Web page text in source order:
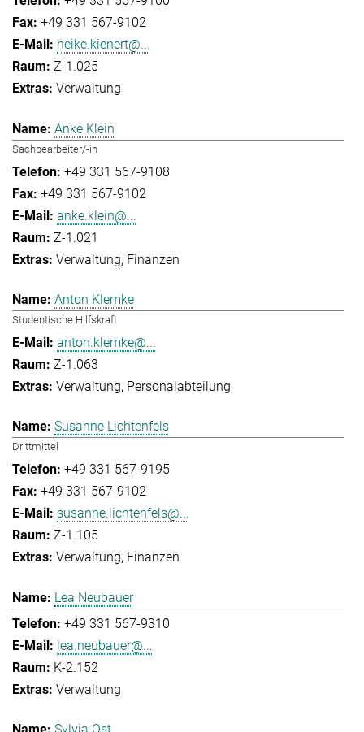
+49 331 567-9102
heike.kienert@...
Z-1.025
Verwaltung
Anke Klein
Sachbearbeiter/-in
+49 331 567-9108
+49 331 567-9102
anke.klein@...
Z-1.021
Verwaltung Finanzen
Anton Klemke
Studentische Hilfskraft
anton.klemke@...
Z-1.063
Verwaltung Personalabteilung
Susanne Lichtenfels
Drittmittel
+49 331 567-9195
+49 331 567-9102
susanne.lichtenfels@...
Z-1.105
Verwaltung Finanzen
Lea Neubauer
+49 331 567-9310
lea.neubauer@...
K-2.152
Verwaltung